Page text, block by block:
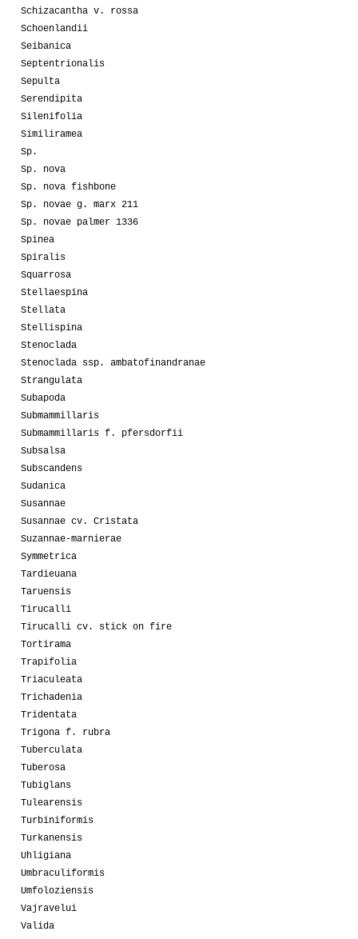
Schizacantha v. rossa
Schoenlandii
Seibanica
Septentrionalis
Sepulta
Serendipita
Silenifolia
Similiramea
Sp.
Sp. nova
Sp. nova fishbone
Sp. novae g. marx 211
Sp. novae palmer 1336
Spinea
Spiralis
Squarrosa
Stellaespina
Stellata
Stellispina
Stenoclada
Stenoclada ssp. ambatofinandranae
Strangulata
Subapoda
Submammillaris
Submammillaris f. pfersdorfii
Subsalsa
Subscandens
Sudanica
Susannae
Susannae cv. Cristata
Suzannae-marnierae
Symmetrica
Tardieuana
Taruensis
Tirucalli
Tirucalli cv. stick on fire
Tortirama
Trapifolia
Triaculeata
Trichadenia
Tridentata
Trigona f. rubra
Tuberculata
Tuberosa
Tubiglans
Tulearensis
Turbiniformis
Turkanensis
Uhligiana
Umbraculiformis
Umfoloziensis
Vajravelui
Valida